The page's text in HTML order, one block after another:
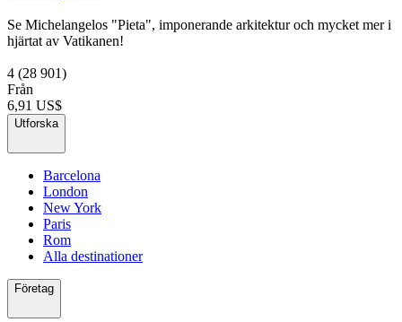
Se Michelangelos "Pieta", imponerande arkitektur och mycket mer i
hjärtat av Vatikanen!
4 (28 901)
Från
6,91 US$
Utforska
Barcelona
London
New York
Paris
Rom
Alla destinationer
Företag